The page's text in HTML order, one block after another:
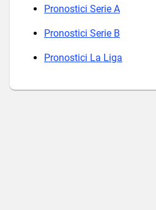
Pronostici Serie A
Pronostici Serie B
Pronostici La Liga